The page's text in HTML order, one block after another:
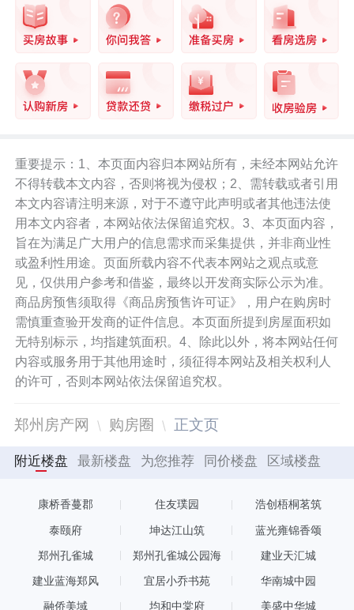
重要提示：1、本页面内容归本网站所有，未经本网站允许
不得转载本文内容，否则将视为侵权；2、需转载或者引用
本文内容请注明来源，对于不遵守此声明或者其他违法使
用本文内容者，本网站依法保留追究权。3、本页面内容，
旨在为满足广大用户的信息需求而采集提供，并非商业性
或盈利性用途。页面所载内容不代表本网站之观点或意
见，仅供用户参考和借鉴，最终以开发商实际公示为准。
商品房预售须取得《商品房预售许可证》，用户在购房时
需慎重查验开发商的证件信息。本页面所提到房屋面积如
无特别标示，均指建筑面积。4、除此以外，将本网站任何
内容或服务用于其他用途时，须征得本网站及相关权利人
的许可，否则本网站依法保留追究权。
郑州房产网 购房圈 正文页
附近楼盘 最新楼盘 为您推荐 同价楼盘 区域楼盘
康桥香蔓郡 住友璞园 浩创梧桐茗筑
泰颐府 坤达江山筑 蓝光雍锦香颂
郑州孔雀城 郑州孔雀城公园海 建业天汇城
建业蓝海郑风 宜居小乔书苑 华南城中园
融侨美域 均和中棠府 美盛中华城